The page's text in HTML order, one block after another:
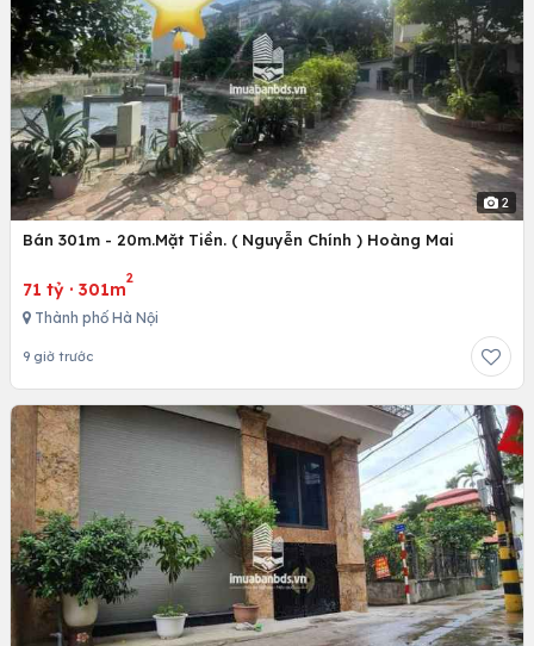
2
Bán 301m - 20m.Mặt Tiền. ( Nguyễn Chính ) Hoàng Mai
71 tỷ · 301m
2
Thành phố Hà Nội
9 giờ trước